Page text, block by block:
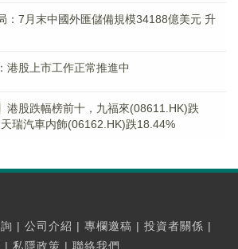
：7月末中國外匯儲備規模34188億美元 升
港股上市工作正常推進中
港股跌幅榜前十，九福來(08611.HK)跌
瑞汽車内飾(06162.HK)跌18.44%
| 公司介紹 | 專欄邀稿 | 投資者關係 |
| 私隱政策 | 聯絡我們